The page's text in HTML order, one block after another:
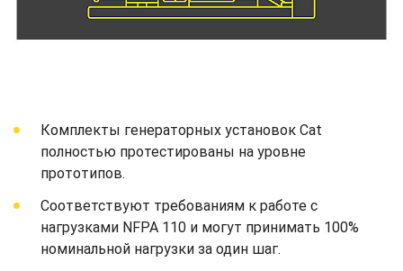
Комплекты генераторных установок Cat
полностью протестированы на уровне
прототипов.
Соответствуют требованиям к работе с
нагрузками NFPA 110 и могут принимать 100%
номинальной нагрузки за один шаг.